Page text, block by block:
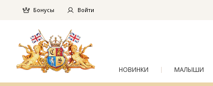
Бонусы Войти
НОВИНКИ МАЛЫШИ